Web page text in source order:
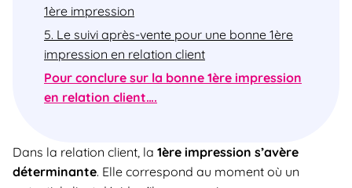
1ère impression
5. Le suivi après-vente pour une bonne 1ère
impression en relation client
Pour conclure sur la bonne 1ère impression
en relation client….
Dans la relation client, la 1ère impression s’avère
déterminante. Elle correspond au moment où un